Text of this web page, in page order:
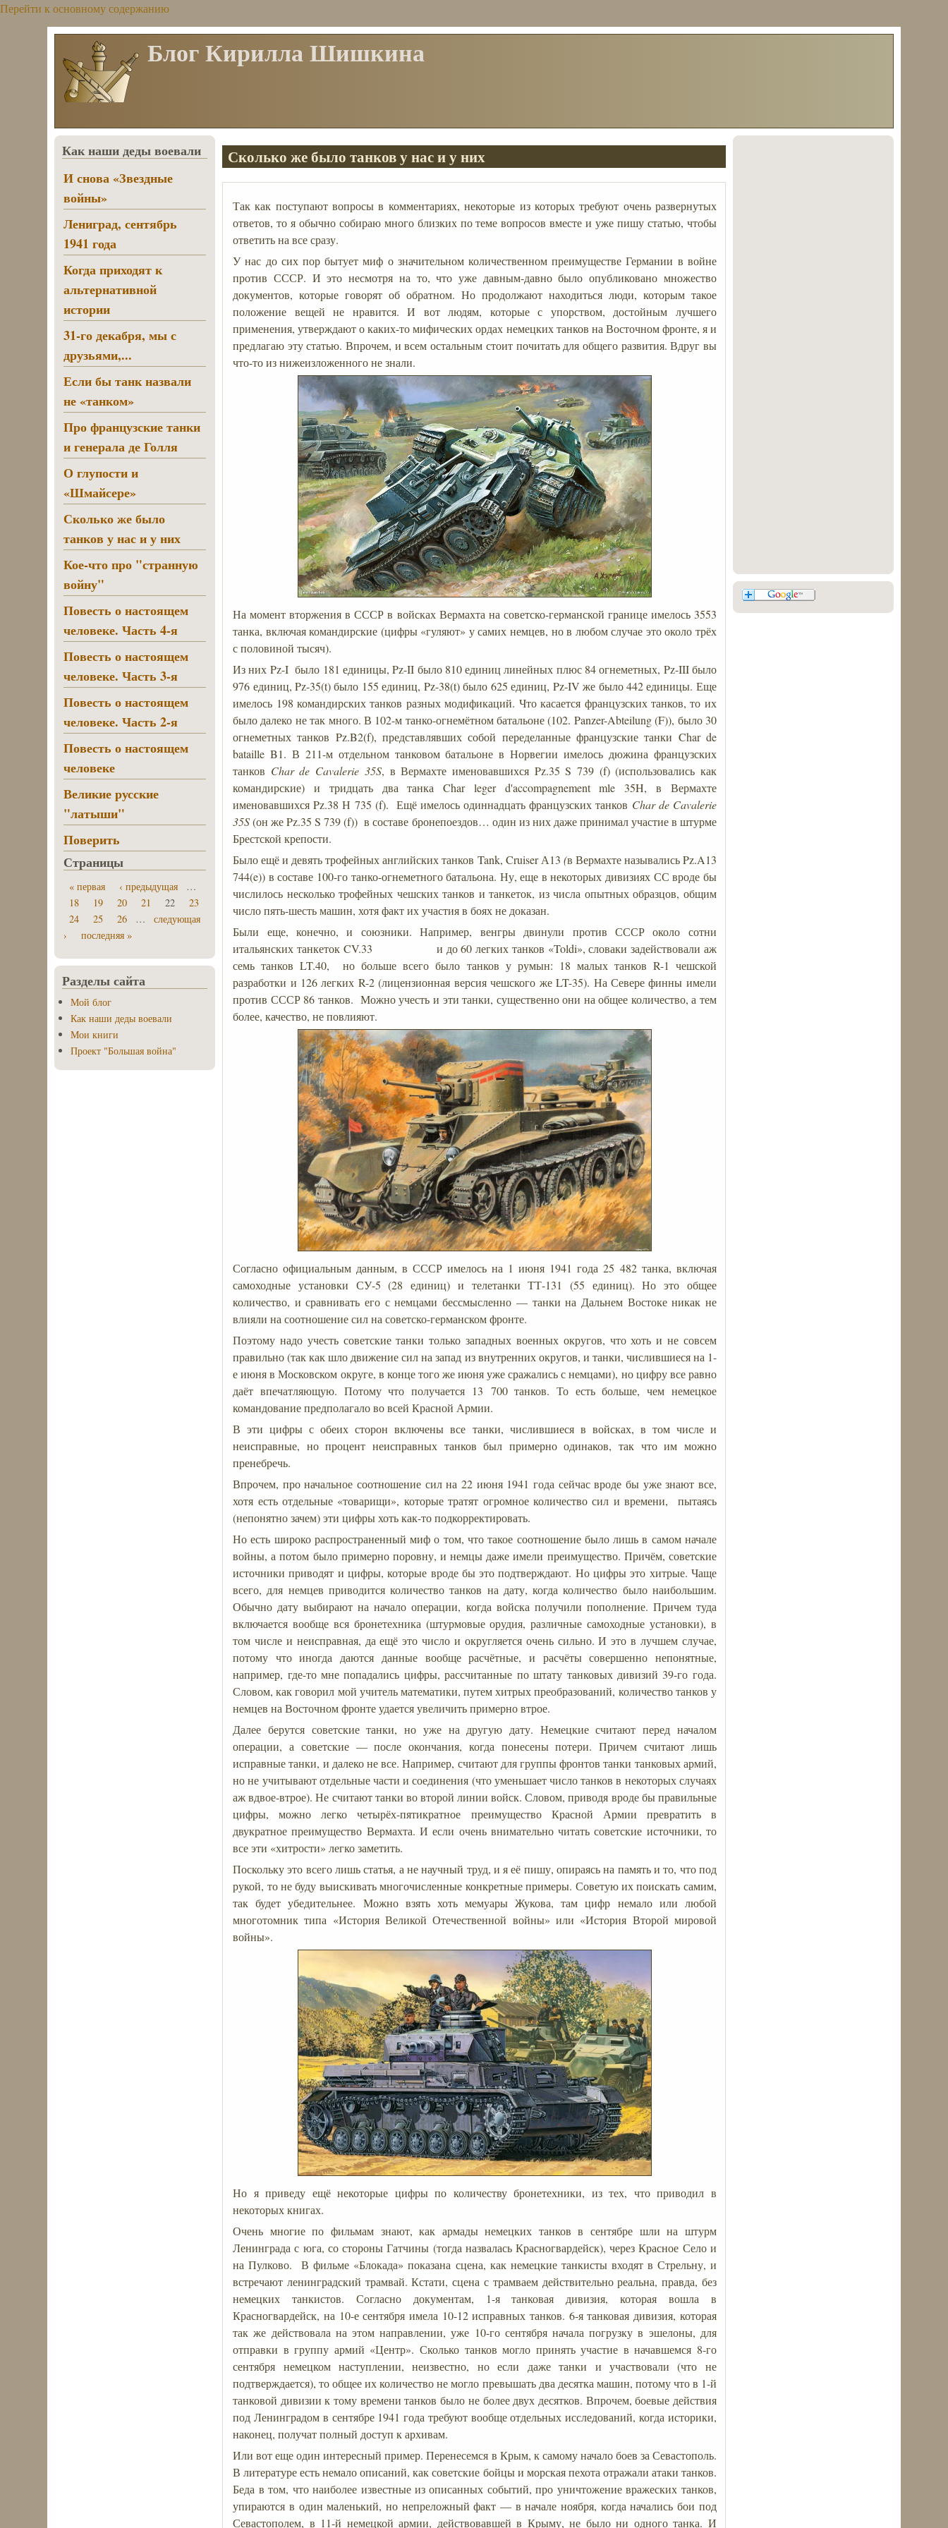
Перейти к основному содержанию
Блог Кирилла Шишкина
Сколько же было танков у нас и у них
Так как поступают вопросы в комментариях, некоторые из которых требуют очень развернутых
ответов, то я обычно собираю много близких по теме вопросов вместе и уже пишу статью, чтобы
ответить на все сразу.
У нас до сих пор бытует миф о значительном количественном преимуществе Германии в войне
против СССР. И это несмотря на то, что уже давным-давно было опубликовано множество
документов, которые говорят об обратном. Но продолжают находиться люди, которым такое
положение вещей не нравится. И вот людям, которые с упорством, достойным лучшего
применения, утверждают о каких-то мифических ордах немецких танков на Восточном фронте, я и
предлагаю эту статью. Впрочем, и всем остальным стоит почитать для общего развития. Вдруг вы
что-то из нижеизложенного не знали.
На момент вторжения в СССР в войсках Вермахта на советско-германской границе имелось 3553
танка, включая командирские (цифры «гуляют» у самих немцев, но в любом случае это около трёх
с половиной тысяч).
Из них Pz-I было 181 единицы, Pz-II было 810 единиц линейных плюс 84 огнеметных, Pz-III было
976 единиц, Pz-35(t) было 155 единиц, Pz-38(t) было 625 единиц, Pz-IV же было 442 единицы. Еще
имелось 198 командирских танков разных модификаций. Что касается французских танков, то их
было далеко не так много. В 102-м танко-огнемётном батальоне (102. Panzer-Abteilung (F)), было 30
огнеметных танков Pz.B2(f), представлявших собой переделанные французские танки Char de
bataille B1. В 211-м отдельном танковом батальоне в Норвегии имелось дюжина французских
танков Char de Cavalerie 35S, в Вермахте именовавшихся Pz.35 S 739 (f) (использовались как
командирские) и тридцать два танка Char leger d'accompagnement mle 35H, в Вермахте
именовавшихся Pz.38 Н 735 (f). Ещё имелось одиннадцать французских танков Char de Cavalerie
35S(он же Pz.35 S 739 (f)) в составе бронепоездов… один из них даже принимал участие в штурме
Брестской крепости.
Было ещё и девять трофейных английских танков Tank, Cruiser А13 (в Вермахте назывались Pz.A13
744(e)) в составе 100-го танко-огнеметного батальона. Ну, еще в некоторых дивизиях СС вроде бы
числилось несколько трофейных чешских танков и танкеток, из числа опытных образцов, общим
число пять-шесть машин, хотя факт их участия в боях не доказан.
Были еще, конечно, и союзники. Например, венгры двинули против СССР около сотни
итальянских танкеток CV.33 и до 60 легких танков «Toldi», словаки задействовали аж
семь танков LT.40, но больше всего было танков у румын: 18 малых танков R-1 чешской
разработки и 126 легких R-2 (лицензионная версия чешского же LT-35). На Севере финны имели
против СССР 86 танков. Можно учесть и эти танки, существенно они на общее количество, а тем
более, качество, не повлияют.
Согласно официальным данным, в СССР имелось на 1 июня 1941 года 25 482 танка, включая
самоходные установки СУ-5 (28 единиц) и телетанки ТТ-131 (55 единиц). Но это общее
количество, и сравнивать его с немцами бессмысленно — танки на Дальнем Востоке никак не
влияли на соотношение сил на советско-германском фронте.
Поэтому надо учесть советские танки только западных военных округов, что хоть и не совсем
правильно (так как шло движение сил на запад из внутренних округов, и танки, числившиеся на 1-
е июня в Московском округе, в конце того же июня уже сражались с немцами), но цифру все равно
даёт впечатляющую. Потому что получается 13 700 танков. То есть больше, чем немецкое
командование предполагало во всей Красной Армии.
В эти цифры с обеих сторон включены все танки, числившиеся в войсках, в том числе и
неисправные, но процент неисправных танков был примерно одинаков, так что им можно
пренебречь.
Впрочем, про начальное соотношение сил на 22 июня 1941 года сейчас вроде бы уже знают все,
хотя есть отдельные «товарищи», которые тратят огромное количество сил и времени, пытаясь
(непонятно зачем) эти цифры хоть как-то подкорректировать.
Но есть широко распространенный миф о том, что такое соотношение было лишь в самом начале
войны, а потом было примерно поровну, и немцы даже имели преимущество. Причём, советские
источники приводят и цифры, которые вроде бы это подтверждают. Но цифры это хитрые. Чаще
всего, для немцев приводится количество танков на дату, когда количество было наибольшим.
Обычно дату выбирают на начало операции, когда войска получили пополнение. Причем туда
включается вообще вся бронетехника (штурмовые орудия, различные самоходные установки), в
том числе и неисправная, да ещё это число и округляется очень сильно. И это в лучшем случае,
потому что иногда даются данные вообще расчётные, и расчёты совершенно непонятные,
например, где-то мне попадались цифры, рассчитанные по штату танковых дивизий 39-го года.
Словом, как говорил мой учитель математики, путем хитрых преобразований, количество танков у
немцев на Восточном фронте удается увеличить примерно втрое.
Далее берутся советские танки, но уже на другую дату. Немецкие считают перед началом
операции, а советские — после окончания, когда понесены потери. Причем считают лишь
исправные танки, и далеко не все. Например, считают для группы фронтов танки танковых армий,
но не учитывают отдельные части и соединения (что уменьшает число танков в некоторых случаях
аж вдвое-втрое). Не считают танки во второй линии войск. Словом, приводя вроде бы правильные
цифры, можно легко четырёх-пятикратное преимущество Красной Армии превратить в
двукратное преимущество Вермахта. И если очень внимательно читать советские источники, то
все эти «хитрости» легко заметить.
Поскольку это всего лишь статья, а не научный труд, и я её пишу, опираясь на память и то, что под
рукой, то не буду выискивать многочисленные конкретные примеры. Советую их поискать самим,
так будет убедительнее. Можно взять хоть мемуары Жукова, там цифр немало или любой
многотомник типа «История Великой Отечественной войны» или «История Второй мировой
войны».
Но я приведу ещё некоторые цифры по количеству бронетехники, из тех, что приводил в
некоторых книгах.
Очень многие по фильмам знают, как армады немецких танков в сентябре шли на штурм
Ленинграда с юга, со стороны Гатчины (тогда назвалась Красногвардейск), через Красное Село и
на Пулково. В фильме «Блокада» показана сцена, как немецкие танкисты входят в Стрельну, и
встречают ленинградский трамвай. Кстати, сцена с трамваем действительно реальна, правда, без
немецких танкистов. Согласно документам, 1-я танковая дивизия, которая вошла в
Красногвардейск, на 10-е сентября имела 10-12 исправных танков. 6-я танковая дивизия, которая
так же действовала на этом направлении, уже 10-го сентября начала погрузку в эшелоны, для
отправки в группу армий «Центр». Сколько танков могло принять участие в начавшемся 8-го
сентября немецком наступлении, неизвестно, но если даже танки и участвовали (что не
подтверждается), то общее их количество не могло превышать два десятка машин, потому что в 1-й
танковой дивизии к тому времени танков было не более двух десятков. Впрочем, боевые действия
под Ленинградом в сентябре 1941 года требуют вообще отдельных исследований, когда историки,
наконец, получат полный доступ к архивам.
Или вот еще один интересный пример. Перенесемся в Крым, к самому начало боев за Севастополь.
В литературе есть немало описаний, как советские бойцы и морская пехота отражали атаки танков.
Беда в том, что наиболее известные из описанных событий, про уничтожение вражеских танков,
упираются в один маленький, но непреложный факт — в начале ноября, когда начались бои под
Севастополем, в 11-й немецкой армии, действовавшей в Крыму, не было ни одного танка. И
Как наши деды воевали
И снова «Звездные
войны»
Лениград, сентябрь
1941 года
Когда приходят к
альтернативной
истории
31-го декабря, мы с
друзьями,...
Если бы танк назвали
не «танком»
Про французские танки
и генерала де Голля
О глупости и
«Шмайсере»
Сколько же было
танков у нас и у них
Кое-что про "странную
войну"
Повесть о настоящем
человеке. Часть 4-я
Повесть о настоящем
человеке. Часть 3-я
Повесть о настоящем
человеке. Часть 2-я
Повесть о настоящем
человеке
Великие русские
"латыши"
Поверить
Страницы
« первая ‹ предыдущая
…
18
19 20 21 22
23
24
25 26 …
следующая
›
последняя »
Разделы сайта
Мой блог
Как наши деды воевали
Мои книги
Проект "Большая война"